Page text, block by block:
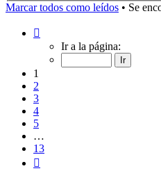
Marcar todos como leídos • Se
Ir a la página:
1
2
3
4
5
…
13